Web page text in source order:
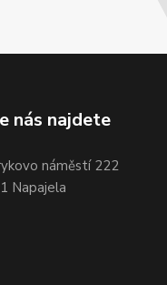
nás najdete
náměstí 222
Napajela